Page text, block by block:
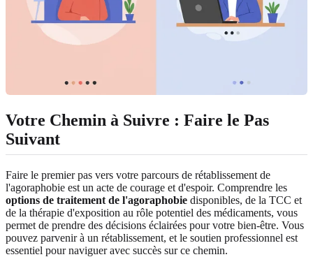
Votre Chemin à Suivre : Faire le Pas
Suivant
Faire le premier pas vers votre parcours de rétablissement de
l'agoraphobie est un acte de courage et d'espoir. Comprendre les
options de traitement de l'agoraphobie disponibles, de la TCC et
de la thérapie d'exposition au rôle potentiel des médicaments, vous
permet de prendre des décisions éclairées pour votre bien-être. Vous
pouvez parvenir à un rétablissement, et le soutien professionnel est
essentiel pour naviguer avec succès sur ce chemin.